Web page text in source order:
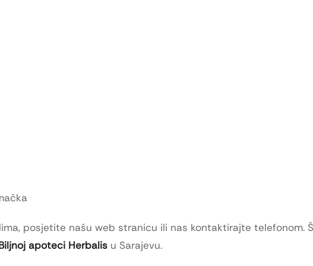
posjetite našu web stranicu ili nas kontaktirajte telefonom.
apoteci Herbalis u Sarajevu.